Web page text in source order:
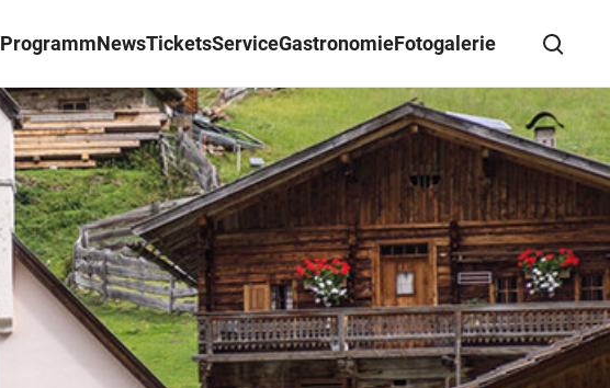
ProgrammNewsTicketsServiceGastronomieFotogalerie
Suche schließen
Wegbeschreibung erhalten